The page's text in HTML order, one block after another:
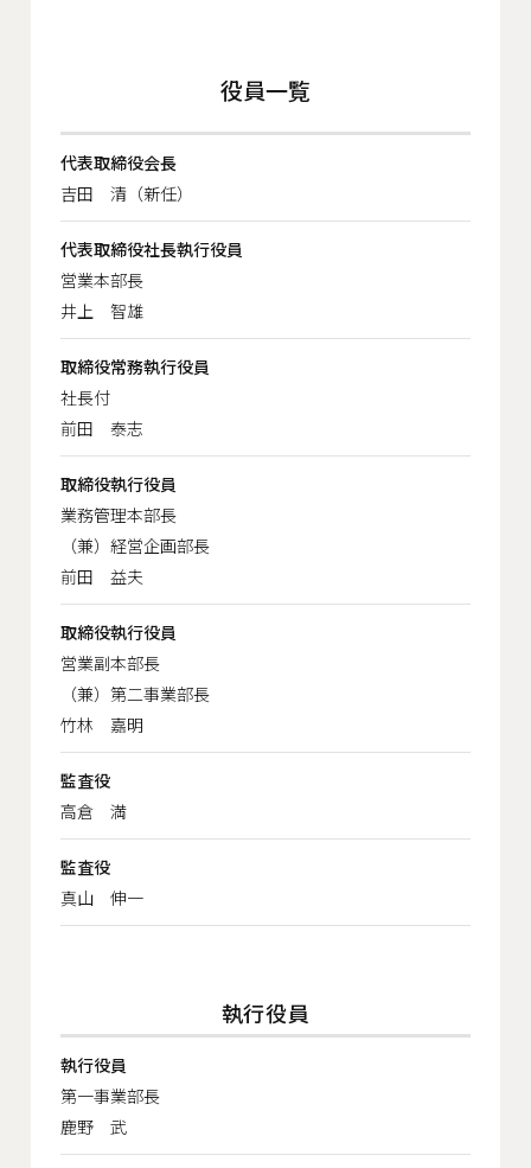
役員一覧
代表取締役会長
吉田 清（新任）
代表取締役社長執行役員
営業本部長
井上 智雄
取締役常務執行役員
社長付
前田 泰志
取締役執行役員
業務管理本部長
（兼）経営企画部長
前田 益夫
取締役執行役員
営業副本部長
（兼）第二事業部長
竹林 嘉明
監査役
高倉 満
監査役
真山 伸一
執行役員
執行役員
第一事業部長
鹿野 武